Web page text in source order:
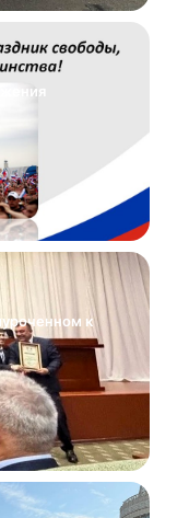
к